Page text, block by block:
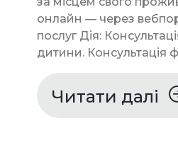
онлайн — через
послуг Дія:
дитини. Консультація
Читати далі